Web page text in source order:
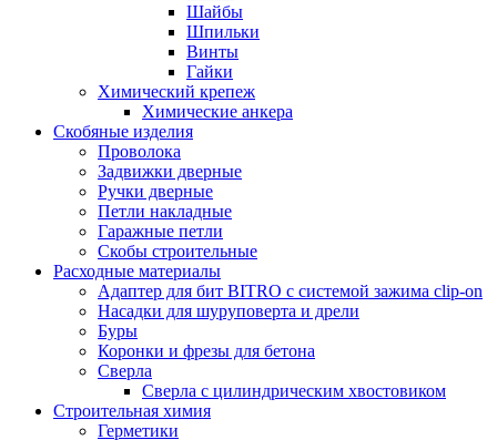
Шайбы
Шпильки
Винты
Гайки
Химический крепеж
Химические анкера
Скобяные изделия
Проволока
Задвижки дверные
Ручки дверные
Петли накладные
Гаражные петли
Скобы строительные
Расходные материалы
Адаптер для бит BITRO с системой зажима clip-on
Насадки для шуруповерта и дрели
Буры
Коронки и фрезы для бетона
Сверла
Сверла с цилиндрическим хвостовиком
Строительная химия
Герметики